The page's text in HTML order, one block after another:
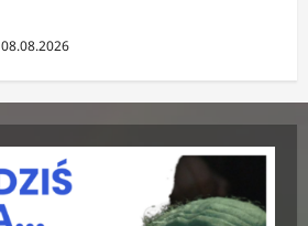
08.08.2026